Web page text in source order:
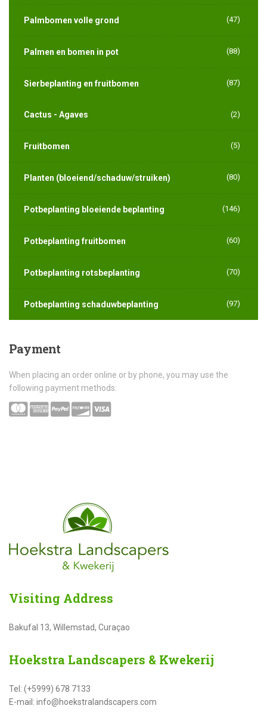
Palmbomen volle grond (47)
Palmen en bomen in pot (88)
Sierbeplanting en fruitbomen (87)
Cactus - Agaves (2)
Fruitbomen (5)
Planten (bloeiend/schaduw/struiken) (80)
Potbeplanting bloeiende beplanting (146)
Potbeplanting fruitbomen (60)
Potbeplanting rotsbeplanting (70)
Potbeplanting schaduwbeplanting (97)
Payment
When placing an order online or by phone, you may use the
following payment methods:
Visiting Address
Bakufal 13, Willemstad, Curaçao
Hoekstra Landscapers & Kwekerij
Tel: (+5999) 678 7133
E-mail: info@hoekstralandscapers.com